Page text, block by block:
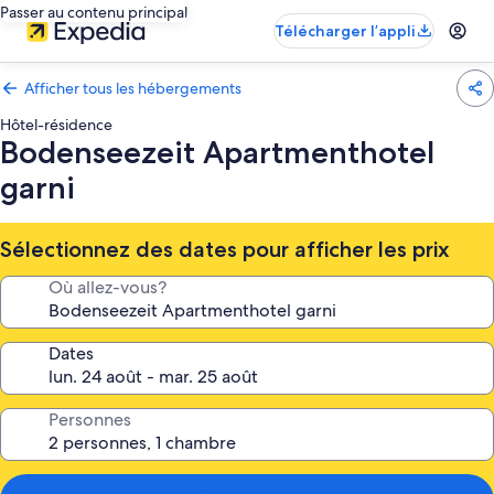
Passer au contenu principal
Télécharger l’appli
Afficher tous les hébergements
Hôtel-résidence
Bodenseezeit Apartmenthotel
garni
Sélectionnez des dates pour afficher les prix
Où allez-vous?
Dates
Personnes